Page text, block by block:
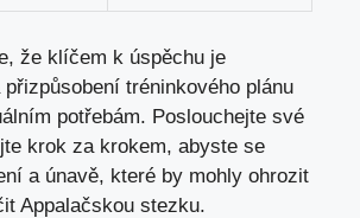
že klíčem k úspěchu je
tréninkového plánu
potřebám. Poslouchejte své
krok za krokem, abyste se
a únavě, které by mohly ohrozit
Appalačskou stezku.